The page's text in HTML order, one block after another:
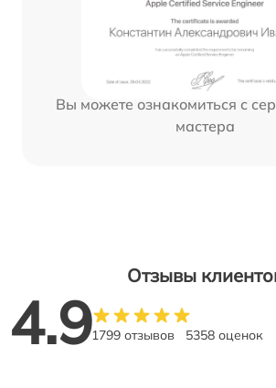
Вы можете ознакомиться с
мастера
Отзывы
4.91799 отзывов 5358 оценок